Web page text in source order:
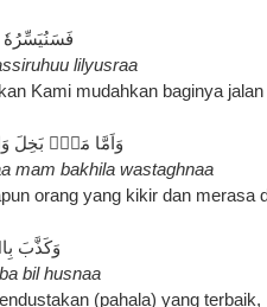
lilyusraa
Kami mudahkan baginya
وَاَمَّا مَنۡۢ بَخِلَ
mam bakhila wastaghnaa
orang yang kikir dan merasa
وَكَذَّبَ
bil husnaa
(pahala) yang terbaik,